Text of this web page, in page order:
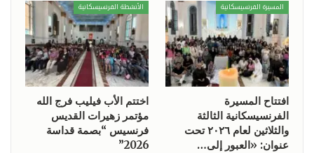
المسيرة الفرنسيسكانية
افتتاح المسيرة
الفرنسيسكانية الثالثة
والثلاثين لعام ٢٠٢٦ تحت
عنوان: «العبور إلى…
الأنشطة الفرنسيسكانية
اختتم الأب فيليب فرج الله
مؤتمر زهيرات القديس
فرنسيس “بصمة قداسة
2026”